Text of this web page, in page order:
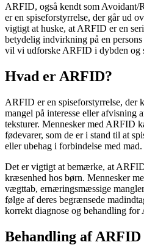
ARFID, også kendt som Avoidant/
er en spiseforstyrrelse, der går ud
vigtigt at huske, at ARFID er en
betydelig indvirkning på en
vil vi udforske ARFID i dybden og
Hvad er ARFID?
ARFID er en spiseforstyrrelse, der
mangel på interesse eller afvisning
teksturer. Mennesker med ARFID
fødevarer, som de er i stand til at
eller ubehag i forbindelse med mad.
Det er vigtigt at bemærke, at
kræsenhed hos børn. Mennesker
vægttab, ernæringsmæssige
følge af deres begrænsede
korrekt diagnose og behandling for
Behandling af ARFID